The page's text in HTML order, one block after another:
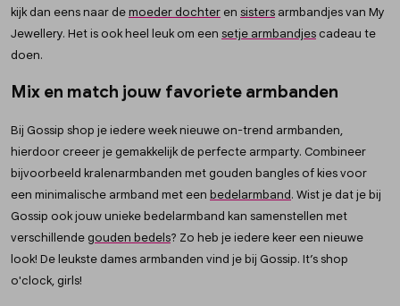
kijk dan eens naar demoeder dochter en sisters armbandjes van My
Jewellery. Het is ook heel leuk om een setje armbandjes cadeau te
doen.
Mix en match jouw favoriete armbanden
Bij Gossip shop je iedere week nieuwe on-trend armbanden,
hierdoor creeer je gemakkelijk de perfecte armparty. Combineer
bijvoorbeeld kralenarmbanden met gouden bangles of kies voor
een minimalische armband met een bedelarmband. Wist je dat je bij
Gossip ook jouw unieke bedelarmband kan samenstellen met
verschillende gouden bedels? Zo heb je iedere keer een nieuwe
look! De leukste dames armbanden vind je bij Gossip. It’s shop
o'clock, girls!